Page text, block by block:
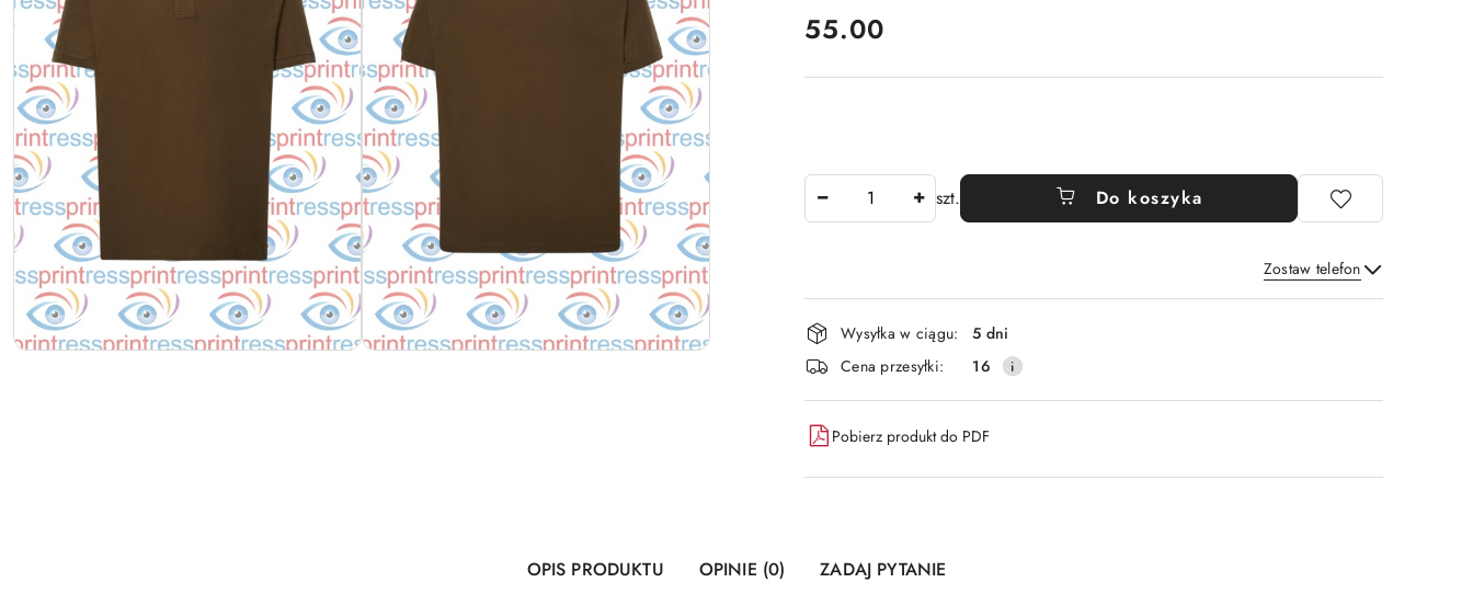
cena:
55.00
szt. Do koszyka
Zostaw telefon
Wyślij
Dostępność
i
dostawa
Wysyłka w ciągu:
5 dni
Cena przesyłki:
16
Pobierz produkt do PDF
OPIS PRODUKTU OPINIE (0) ZADAJ PYTANIE